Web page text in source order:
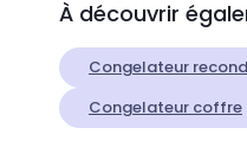
À découvrir
Congelateur
Congelateur coffre